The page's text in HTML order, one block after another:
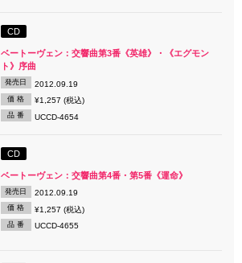
CD
ベートーヴェン：交響曲第3番《英雄》・《エグモン
ト》序曲
発売日 2012.09.19
価 格 ¥1,257 (税込)
品 番 UCCD-4654
CD
ベートーヴェン：交響曲第4番・第5番《運命》
発売日 2012.09.19
価 格 ¥1,257 (税込)
品 番 UCCD-4655